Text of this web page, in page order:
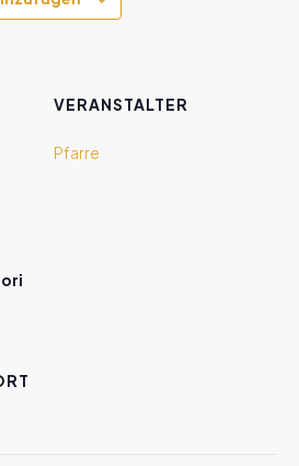
VERANSTALTER
Pfarre